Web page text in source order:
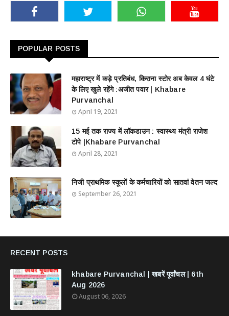
POPULAR POSTS
महाराष्ट्र में कड़े प्रतिबंध, किराना स्टोर अब केवल 4 घंटे
के लिए खुले रहेंगे :अजीत पवार | Khabare
Purvanchal
April 19, 2021
15 मई तक राज्य में लॉकडाउन : स्वास्थ्य मंत्री राजेश
टोपे |Khabare Purvanchal
April 28, 2021
निजी प्राथमिक स्कूलों के कर्मचारियों को सातवां वेतन जल्द
September 26, 2021
RECENT POSTS
khabare Purvanchal | खबरें पूर्वांचल | 6th
Aug 2026
August 06, 2026